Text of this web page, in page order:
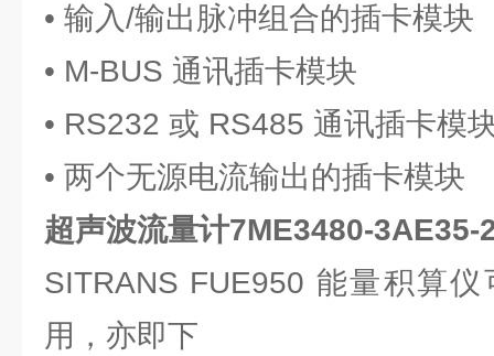
• 输入/输出脉冲组合的插卡模块
• M-BUS 通讯插卡模块
• RS232 或 RS485 通讯插卡模
• 两个无源电流输出的插卡模块
超声波流量计7ME3480-3AE35-
SITRANS FUE950 能量积算
用，亦即下